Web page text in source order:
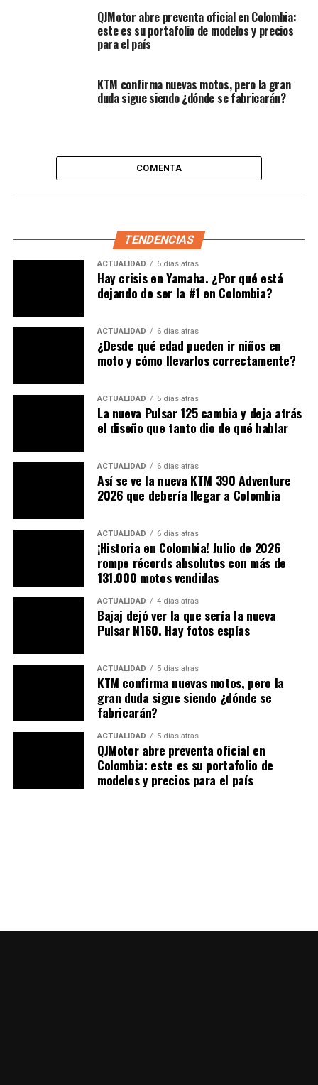
debido a la renovación del inventario con nuevas
Motech, entre otras. Nos vemos este 2 y 3 de noviembre
en Motos & Accesorios.
TEMAS RELACIONADOS:
AD_TEST
CASCOS PARA MOTOCICLISTAS
MOTOCICLETAS
Le prendieron candela a una moto. Mire el video de lo
que pasó en Suba
¡Aliste el BOLSILLO! Llegó noviembre con aumento en el
precio de la gasolina. Mire en cuánto queda
QJMotor abre preventa oficial en Colombia:
este es su portafolio de modelos y precios
para el país
KTM confirma nuevas motos, pero la gran
duda sigue siendo ¿dónde se fabricarán?
COMENTA
TENDENCIAS
ACTUALIDAD 6 días atras
Hay crisis en Yamaha. ¿Por qué está
dejando de ser la #1 en Colombia?
ACTUALIDAD 6 días atras
¿Desde qué edad pueden ir niños en
moto y cómo llevarlos correctamente?
ACTUALIDAD 5 días atras
La nueva Pulsar 125 cambia y deja atrás
el diseño que tanto dio de qué hablar
ACTUALIDAD 6 días atras
Así se ve la nueva KTM 390 Adventure
2026 que debería llegar a Colombia
ACTUALIDAD 6 días atras
¡Historia en Colombia! Julio de 2026
rompe récords absolutos con más de
131.000 motos vendidas
ACTUALIDAD 4 días atras
Bajaj dejó ver la que sería la nueva
Pulsar N160. Hay fotos espías
ACTUALIDAD 5 días atras
KTM confirma nuevas motos, pero la
gran duda sigue siendo ¿dónde se
fabricarán?
ACTUALIDAD 5 días atras
QJMotor abre preventa oficial en
Colombia: este es su portafolio de
modelos y precios para el país